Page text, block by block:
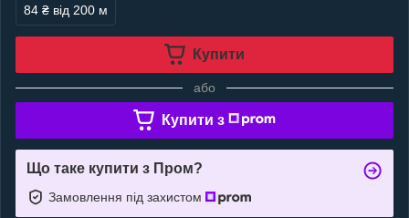
84 ₴ від 200 м
Купити
або
Купити з
Що таке купити з Пром?
Замовлення під захистом